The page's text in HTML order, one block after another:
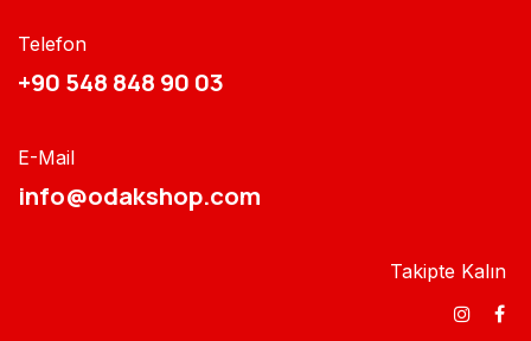
Telefon
+90 548 848 90 03​​
E-Mail
info@odakshop.com​
Takipte Kalın